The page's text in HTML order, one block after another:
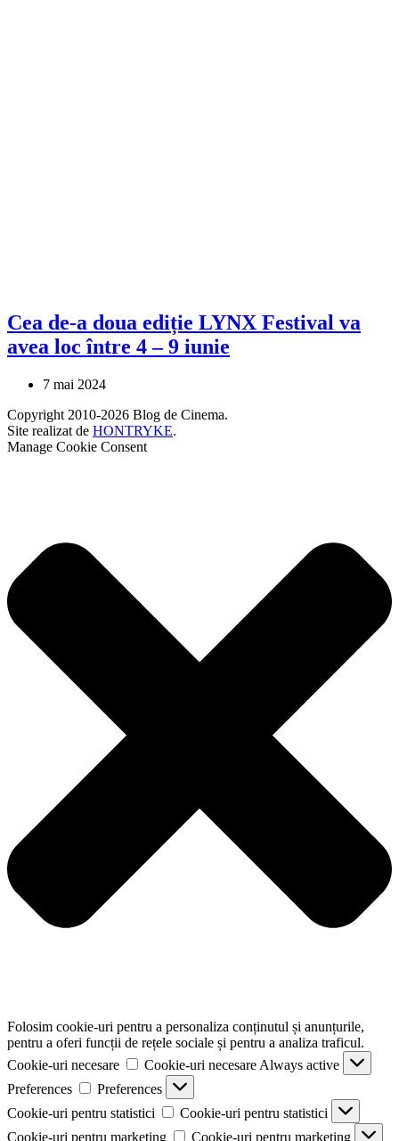
Cea de-a doua ediție LYNX Festival va
avea loc între 4 – 9 iunie
7 mai 2024
Copyright 2010-2026 Blog de Cinema.
Site realizat de HONTRYKE.
Manage Cookie Consent
Folosim cookie-uri pentru a personaliza conținutul și anunțurile,
pentru a oferi funcții de rețele sociale și pentru a analiza traficul.
Cookie-uri necesare
Cookie-uri necesare Always active
Preferences
Preferences
Cookie-uri pentru statistici
Cookie-uri pentru statistici
Cookie-uri pentru marketing
Cookie-uri pentru marketing